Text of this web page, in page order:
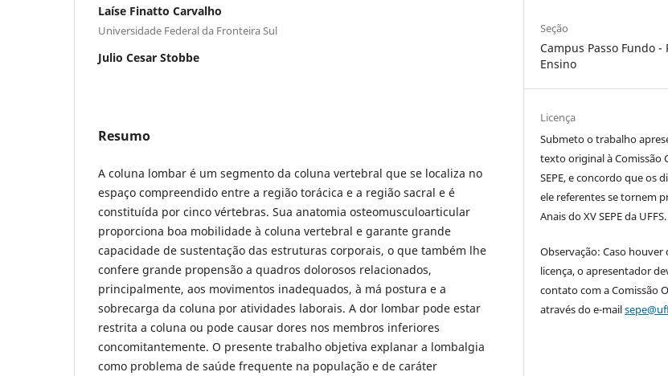
Laíse Finatto Carvalho
Universidade Federal da Fronteira Sul
Julio Cesar Stobbe
Resumo
A coluna lombar é um segmento da coluna vertebral que se localiza no
espaço compreendido entre a região torácica e a região sacral e é
constituída por cinco vértebras. Sua anatomia osteomusculoarticular
proporciona boa mobilidade à coluna vertebral e garante grande
capacidade de sustentação das estruturas corporais, o que também lhe
confere grande propensão a quadros dolorosos relacionados,
principalmente, aos movimentos inadequados, à má postura e a
sobrecarga da coluna por atividades laborais. A dor lombar pode estar
restrita a coluna ou pode causar dores nos membros inferiores
concomitantemente. O presente trabalho objetiva explanar a lombalgia
como problema de saúde frequente na população e de caráter
Seção
Campus Passo Fundo -
Ensino
Licença
Submeto o trabalho
texto original à Comissão
SEPE, e concordo que os
ele referentes se tornem
Anais do XV SEPE da UFFS.
Observação: Caso houver
licença, o apresentador
contato com a Comissão
através do e-mail